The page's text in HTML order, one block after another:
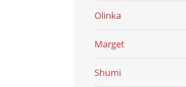
Olinka
Marget
Shumi